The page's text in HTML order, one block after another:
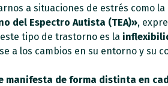
a situaciones de estrés como
del Espectro Autista (TEA)»,
tipo de trastorno es la
a los cambios en su entorno y su
manifesta de forma distinta en